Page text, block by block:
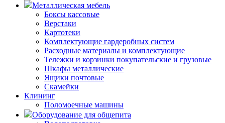
Металлическая мебель
Боксы кассовые
Верстаки
Картотеки
Комплектующие гардеробных систем
Расходные материалы и комплектующие
Тележки и корзинки покупательские и грузовые
Шкафы металлические
Ящики почтовые
Скамейки
Клининг
Поломоечные машины
Оборудование для общепита